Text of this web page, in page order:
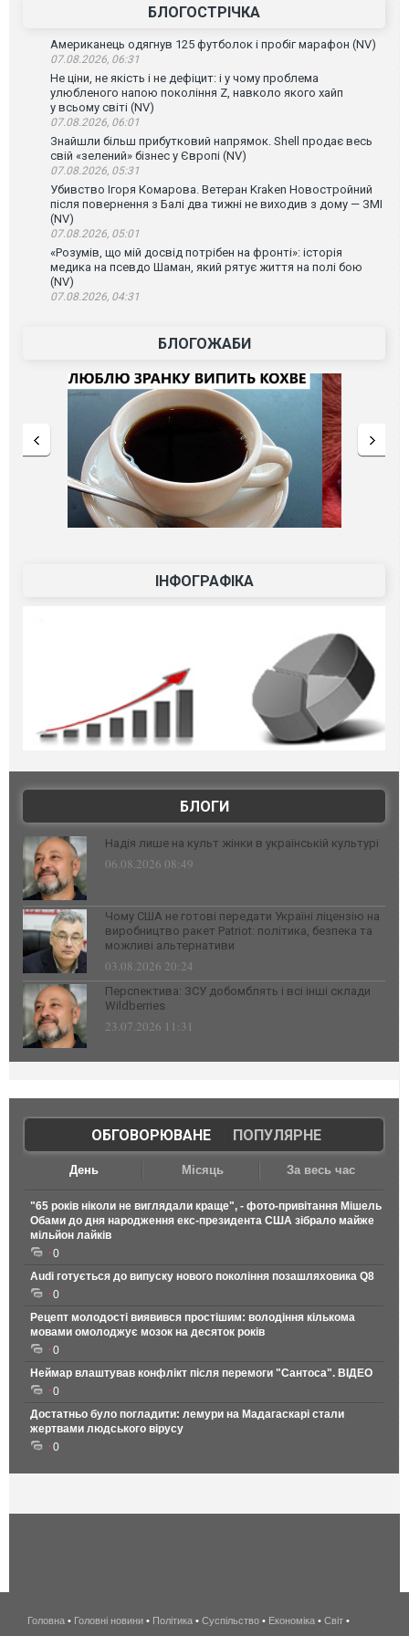
БЛОГОСТРІЧКА
Американець одягнув 125 футболок і пробіг марафон (NV)
07.08.2026, 06:31
Не ціни, не якість і не дефіцит: і у чому проблема
улюбленого напою покоління Z, навколо якого хайп
у всьому світі (NV)
07.08.2026, 06:01
Знайшли більш прибутковий напрямок. Shell продає весь
свій «зелений» бізнес у Європі (NV)
07.08.2026, 05:31
Убивство Ігоря Комарова. Ветеран Kraken Новостройний
після повернення з Балі два тижні не виходив з дому — ЗМІ
(NV)
07.08.2026, 05:01
«Розумів, що мій досвід потрібен на фронті»: історія
медика на псевдо Шаман, який рятує життя на полі бою
(NV)
07.08.2026, 04:31
БЛОГОЖАБИ
ІНФОГРАФІКА
БЛОГИ
Надія лише на культ жінки в українській культурі
06.08.2026 08:49
Чому США не готові передати Україні ліцензію на
виробництво ракет Patriot: політика, безпека та
можливі альтернативи
03.08.2026 20:24
Перспектива: ЗСУ добомблять і всі інші склади
Wildberries
23.07.2026 11:31
ОБГОВОРЮВАНЕ| ПОПУЛЯРНЕ
День Місяць За весь час
"65 років ніколи не виглядали краще", - фото-привітання Мішель
Обами до дня народження екс-президента США зібрало майже
мільйон лайків
0
Audi готується до випуску нового покоління позашляховика Q8
0
Рецепт молодості виявився простішим: володіння кількома
мовами омолоджує мозок на десяток років
0
Неймар влаштував конфлікт після перемоги "Сантоса". ВІДЕО
0
Достатньо було погладити: лемури на Мадагаскарі стали
жертвами людського вірусу
0
беспроводной
Головна • Головні новини • Політика • Суспільство • Економіка • Світ •